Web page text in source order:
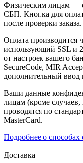
Физическим лицам —
СБП. Кнопка для
после проверки заказа.
Оплата
использующий SSL и
от настроек вашего
SecureCode, MIR
дополнительный ввод
Ваши данные
лицам (кроме
проводятся по
MasterCard.
Подробнее о способах
Доставка